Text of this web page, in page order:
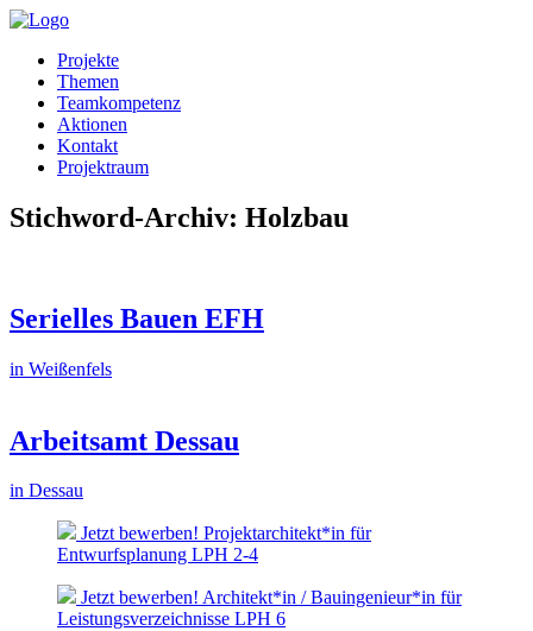
Projekte
Themen
Teamkompetenz
Aktionen
Kontakt
Projektraum
Stichword-Archiv: Holzbau
Serielles Bauen EFH
in Weißenfels
Arbeitsamt Dessau
in Dessau
Jetzt bewerben! Projektarchitekt*in für
Entwurfsplanung LPH 2-4
Jetzt bewerben! Architekt*in / Bauingenieur*in für
Leistungsverzeichnisse LPH 6